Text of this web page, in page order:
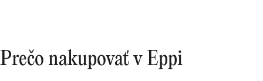
Prečo nakupovať v Eppi